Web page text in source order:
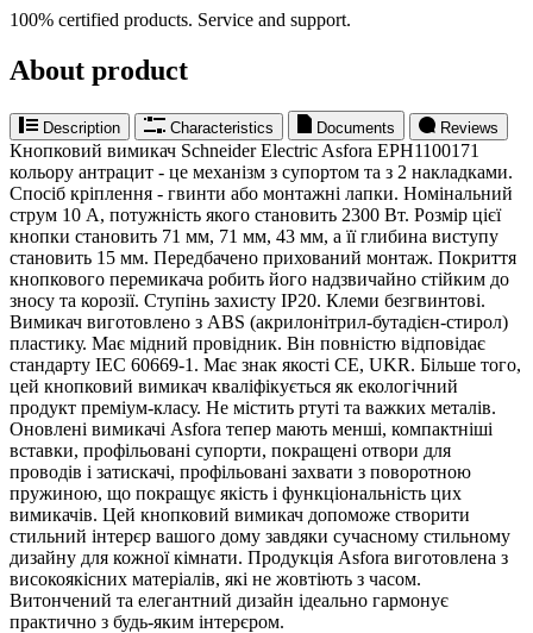
100% certified products. Service and support.
About product
Description Characteristics Documents Reviews
Кнопковий вимикач Schneider Electric Asfora EPH1100171
кольору антрацит - це механізм з супортом та з 2 накладками.
Спосіб кріплення - гвинти або монтажні лапки. Номінальний
струм 10 А, потужність якого становить 2300 Вт. Розмір цієї
кнопки становить 71 мм, 71 мм, 43 мм, а її глибина виступу
становить 15 мм. Передбачено прихований монтаж. Покриття
кнопкового перемикача робить його надзвичайно стійким до
зносу та корозії. Ступінь захисту IP20. Клеми безгвинтові.
Вимикач виготовлено з ABS (акрилонітрил-бутадієн-стирол)
пластику. Має мідний провідник. Він повністю відповідає
стандарту IEC 60669-1. Має знак якості CE, UKR. Більше того,
цей кнопковий вимикач кваліфікується як екологічний
продукт преміум-класу. Не містить ртуті та важких металів.
Оновлені вимикачі Asfora тепер мають менші, компактніші
вставки, профільовані супорти, покращені отвори для
проводів і затискачі, профільовані захвати з поворотною
пружиною, що покращує якість і функціональність цих
вимикачів. Цей кнопковий вимикач допоможе створити
стильний інтерєр вашого дому завдяки сучасному стильному
дизайну для кожної кімнати. Продукція Asfora виготовлена ​​з
високоякісних матеріалів, які не жовтіють з часом.
Витончений та елегантний дизайн ідеально гармонує
практично з будь-яким інтерєром.